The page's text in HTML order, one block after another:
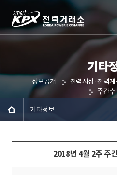
기타
정보공개 전력시장·전력
주간
기타정보
2018년 4월 2주 주